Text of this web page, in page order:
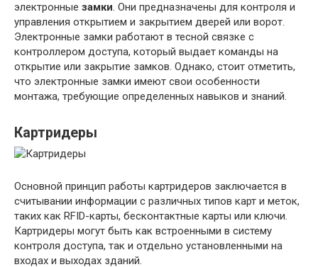
электронные замки. Они предназначены для контроля и
управления открытием и закрытием дверей или ворот.
Электронные замки работают в тесной связке с
контроллером доступа, который выдает команды на
открытие или закрытие замков. Однако, стоит отметить,
что электронные замки имеют свои особенности
монтажа, требующие определенных навыков и знаний.
Картридеры
Основной принцип работы картридеров заключается в
считывании информации с различных типов карт и меток,
таких как RFID-карты, бесконтактные карты или ключи.
Картридеры могут быть как встроенными в систему
контроля доступа, так и отдельно установленными на
входах и выходах зданий.